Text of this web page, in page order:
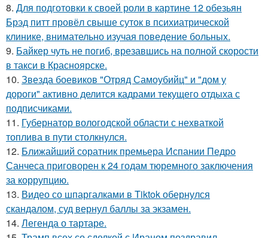
8. Для подготовки к своей роли в картине 12 обезьян
Брэд питт провёл свыше суток в психиатрической
клинике, внимательно изучая поведение больных.
9. Байкер чуть не погиб, врезавшись на полной скорости
в такси в Красноярске.
10. Звезда боевиков "Отряд Самоубийц" и "дом у
дороги" активно делится кадрами текущего отдыха с
подписчиками.
11. Губернатор вологодской области с нехваткой
топлива в пути столкнулся.
12. Ближайший соратник премьера Испании Педро
Санчеса приговорен к 24 годам тюремного заключения
за коррупцию.
13. Видео со шпаргалками в Tiktok обернулся
скандалом, суд вернул баллы за экзамен.
14. Легенда о тартаре.